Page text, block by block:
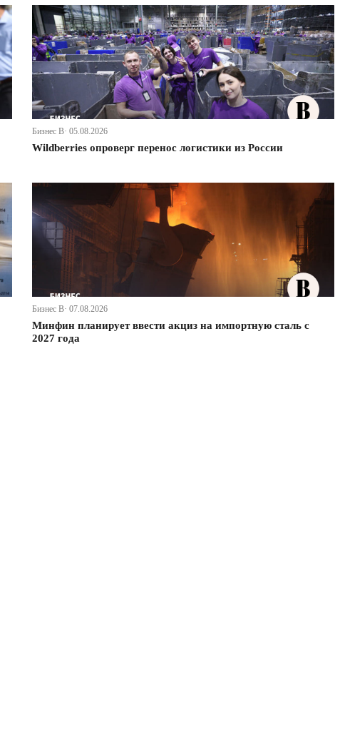
Бизнес В· 05.08.2026
Wildberries опроверг перенос логистики из России
Бизнес В· 07.08.2026
Минфин планирует ввести акциз на импортную сталь с
2027 года